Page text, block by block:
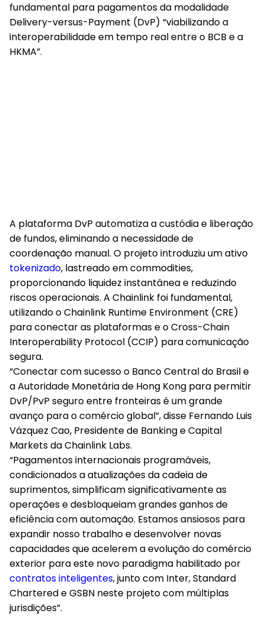
fundamental para pagamentos da modalidade
Delivery-versus-Payment (DvP) “viabilizando a
interoperabilidade em tempo real entre o BCB e a
HKMA”.
A plataforma DvP automatiza a custódia e liberação
de fundos, eliminando a necessidade de
coordenação manual. O projeto introduziu um ativo
tokenizado, lastreado em commodities,
proporcionando liquidez instantânea e reduzindo
riscos operacionais. A Chainlink foi fundamental,
utilizando o Chainlink Runtime Environment (CRE)
para conectar as plataformas e o Cross-Chain
Interoperability Protocol (CCIP) para comunicação
segura.
“Conectar com sucesso o Banco Central do Brasil e
a Autoridade Monetária de Hong Kong para permitir
DvP/PvP seguro entre fronteiras é um grande
avanço para o comércio global”, disse Fernando Luis
Vázquez Cao, Presidente de Banking e Capital
Markets da Chainlink Labs.
“Pagamentos internacionais programáveis,
condicionados a atualizações da cadeia de
suprimentos, simplificam significativamente as
operações e desbloqueiam grandes ganhos de
eficiência com automação. Estamos ansiosos para
expandir nosso trabalho e desenvolver novas
capacidades que acelerem a evolução do comércio
exterior para este novo paradigma habilitado por
contratos inteligentes, junto com Inter, Standard
Chartered e GSBN neste projeto com múltiplas
jurisdições”.